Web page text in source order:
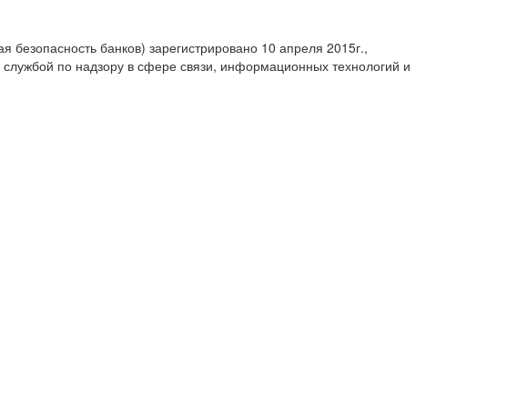
банков) зарегистрировано 10 апреля 2015г.,
по надзору в сфере связи, информационных технологий и